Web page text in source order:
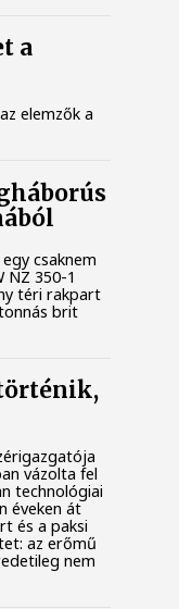
a
elemzők a
csaknem
NZ 350-1
téri rakpart
brit
vázolta fel
technológiai
éveken át
és a paksi
az erőmű
nem